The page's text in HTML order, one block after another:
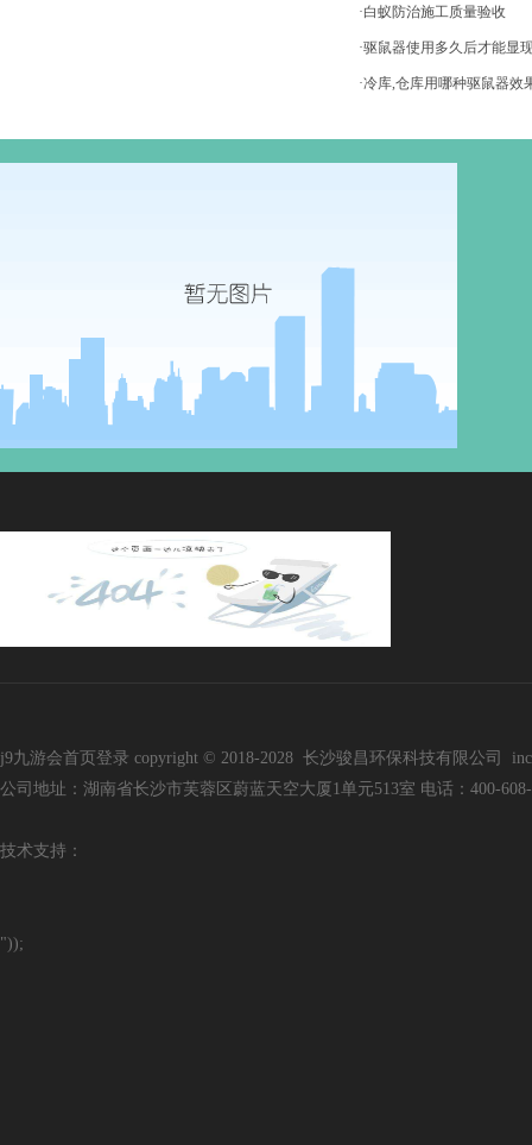
·白蚁防治施工质量验收
·驱鼠器使用多久后才能显
·冷库,仓库用哪种驱鼠器效
j9九游会首页登录 copyright © 2018-2028 长沙骏昌环保科技有限公司
公司地址：湖南省长沙市芙蓉区蔚蓝天空大厦1单元513室 电话：400-
技术支持：
"));